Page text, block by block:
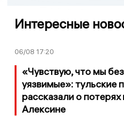
Интересные
06/08 17:20
«Чувствую, что мы
уязвимые»: тульские
рассказали о
Алексине